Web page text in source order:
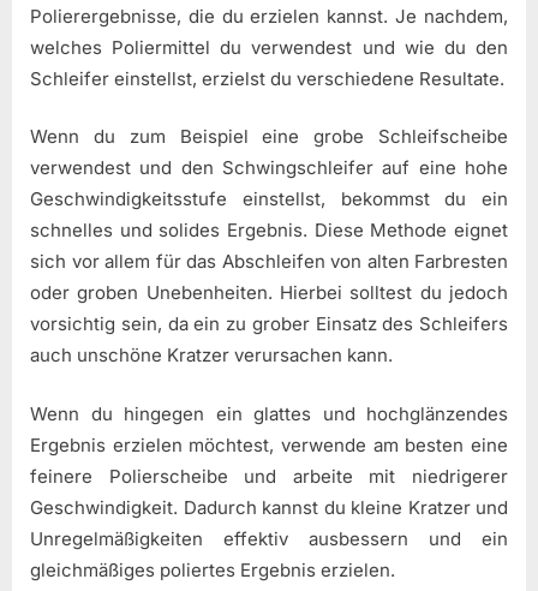
Polierergebnisse, die du erzielen kannst. Je nachdem,
welches Poliermittel du verwendest und wie du den
Schleifer einstellst, erzielst du verschiedene Resultate.
Wenn du zum Beispiel eine grobe Schleifscheibe
verwendest und den Schwingschleifer auf eine hohe
Geschwindigkeitsstufe einstellst, bekommst du ein
schnelles und solides Ergebnis. Diese Methode eignet
sich vor allem für das Abschleifen von alten Farbresten
oder groben Unebenheiten. Hierbei solltest du jedoch
vorsichtig sein, da ein zu grober Einsatz des Schleifers
auch unschöne Kratzer verursachen kann.
Wenn du hingegen ein glattes und hochglänzendes
Ergebnis erzielen möchtest, verwende am besten eine
feinere Polierscheibe und arbeite mit niedrigerer
Geschwindigkeit. Dadurch kannst du kleine Kratzer und
Unregelmäßigkeiten effektiv ausbessern und ein
gleichmäßiges poliertes Ergebnis erzielen.